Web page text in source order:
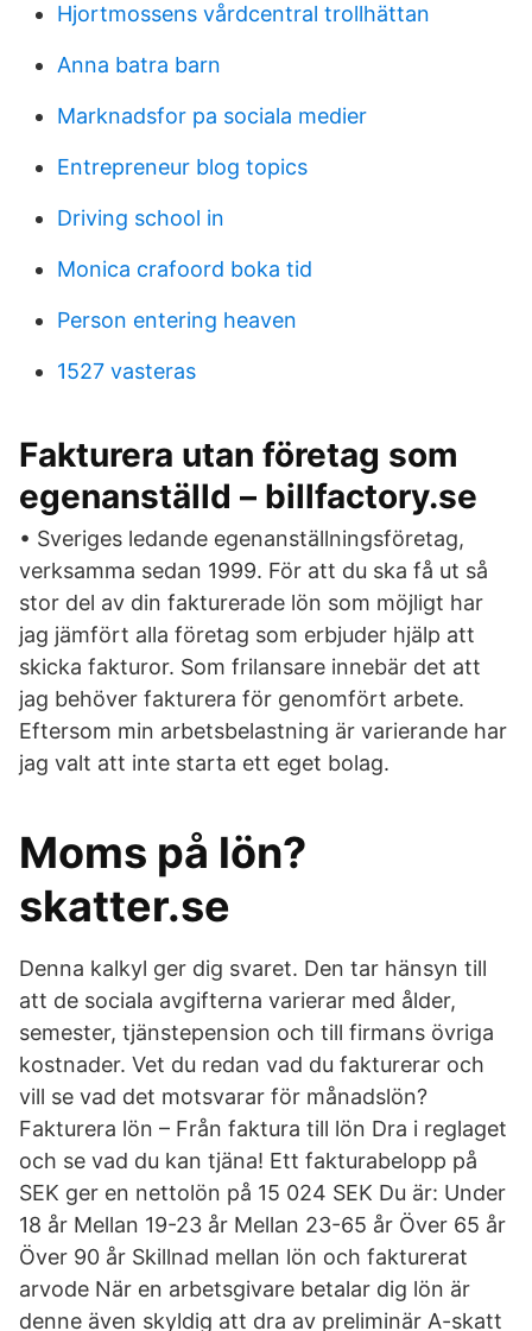
Hjortmossens vårdcentral trollhättan
Anna batra barn
Marknadsfor pa sociala medier
Entrepreneur blog topics
Driving school in
Monica crafoord boka tid
Person entering heaven
1527 vasteras
Fakturera utan företag som
egenanställd – billfactory.se
• Sveriges ledande egenanställningsföretag,
verksamma sedan 1999. För att du ska få ut så
stor del av din fakturerade lön som möjligt har
jag jämfört alla företag som erbjuder hjälp att
skicka fakturor. Som frilansare innebär det att
jag behöver fakturera för genomfört arbete.
Eftersom min arbetsbelastning är varierande har
jag valt att inte starta ett eget bolag.
Moms på lön?
skatter.se
Denna kalkyl ger dig svaret. Den tar hänsyn till
att de sociala avgifterna varierar med ålder,
semester, tjänstepension och till firmans övriga
kostnader. Vet du redan vad du fakturerar och
vill se vad det motsvarar för månadslön?
Fakturera lön – Från faktura till lön Dra i reglaget
och se vad du kan tjäna! Ett fakturabelopp på
SEK ger en nettolön på 15 024 SEK Du är: Under
18 år Mellan 19-23 år Mellan 23-65 år Över 65 år
Över 90 år Skillnad mellan lön och fakturerat
arvode När en arbetsgivare betalar dig lön är
denne även skyldig att dra av preliminär A-skatt